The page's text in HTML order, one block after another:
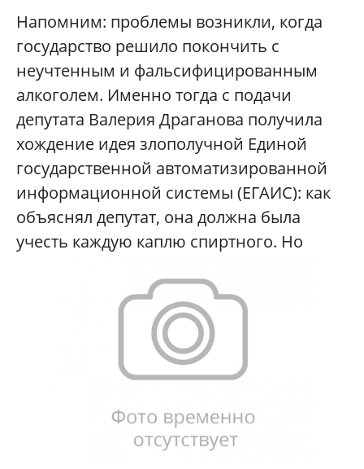
Напомним: проблемы возникли, когда
государство решило покончить с
неучтенным и фальсифицированным
алкоголем. Именно тогда с подачи
депутата Валерия Драганова получила
хождение идея злополучной Единой
государственной автоматизированной
информационной системы (ЕГАИС): как
объяснял депутат, она должна была
учесть каждую каплю спиртного. Но